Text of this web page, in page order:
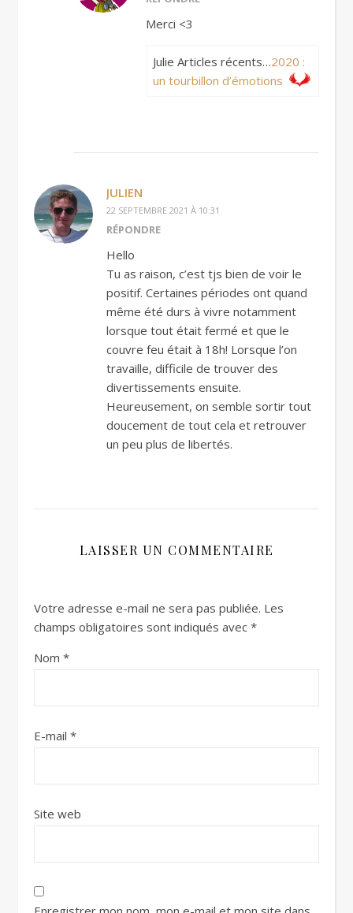
Merci <3
Julie Articles récents…2020 :
un tourbillon d’émotions
JULIEN
22 SEPTEMBRE 2021 À 10:31
RÉPONDRE
Hello
Tu as raison, c’est tjs bien de voir le
positif. Certaines périodes ont quand
même été durs à vivre notamment
lorsque tout était fermé et que le
couvre feu était à 18h! Lorsque l’on
travaille, difficile de trouver des
divertissements ensuite.
Heureusement, on semble sortir tout
doucement de tout cela et retrouver
un peu plus de libertés.
LAISSER UN COMMENTAIRE
Votre adresse e-mail ne sera pas publiée. Les
champs obligatoires sont indiqués avec *
Nom *
E-mail *
Site web